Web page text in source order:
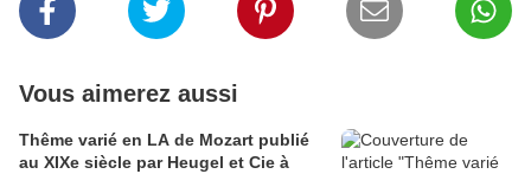
Vous aimerez aussi
Thême varié en LA de Mozart publié
au XIXe siècle par Heugel et Cie à